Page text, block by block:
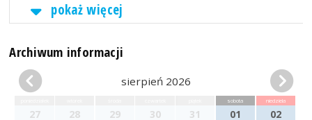
pokaż więcej
Archiwum informacji
sierpień 2026
27 28 29 30 31
sobota
01
niedziela
02